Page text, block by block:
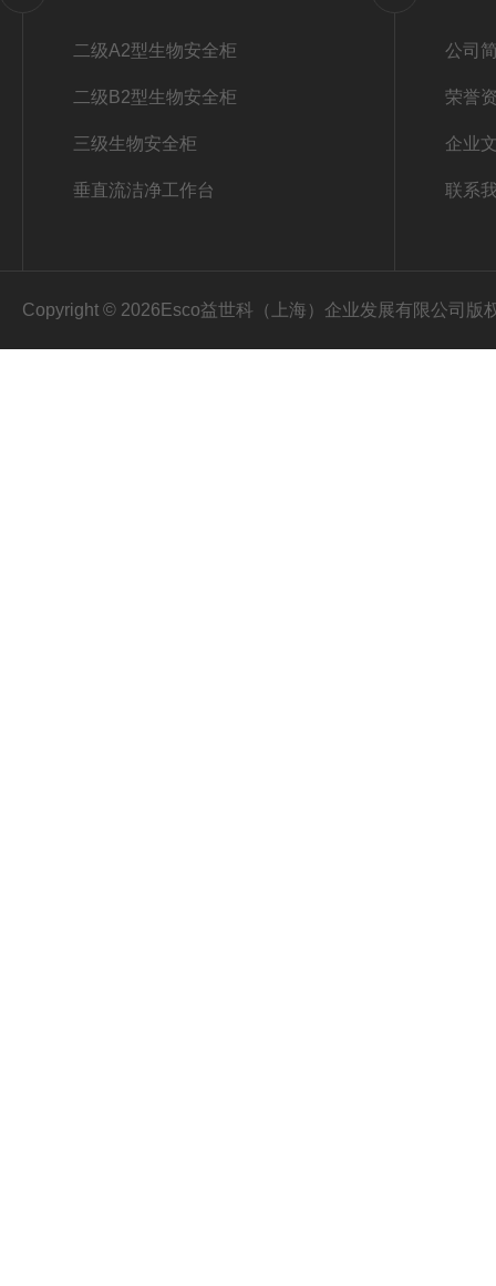
二级A2型生物安全柜
二级B2型生物安全柜
三级生物安全柜
垂直流洁净工作台
公司
荣誉
企业
联系
Copyright © 2026Esco益世科（上海）企业发展有限公司